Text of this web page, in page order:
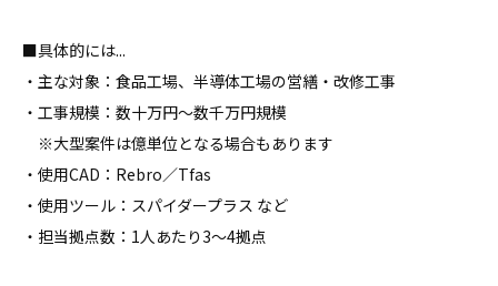
■具体的には...
・主な対象：食品工場、半導体工場の営繕・改修工事
・工事規模：数十万円〜数千万円規模
※大型案件は億単位となる場合もあります
・使用CAD：Rebro／Tfas
・使用ツール：スパイダープラス など
・担当拠点数：1人あたり3〜4拠点